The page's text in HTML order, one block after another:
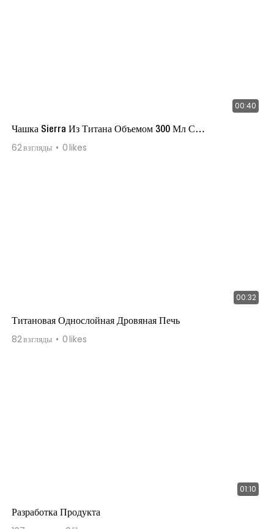
00:40
Чашка Sierra Из Титана Объемом 300 Мл С
Фиксированной Ручкой
62взгляды 0likes
00:32
Титановая Однослойная Дровяная Печь
82взгляды 0likes
01:10
Разработка Продукта